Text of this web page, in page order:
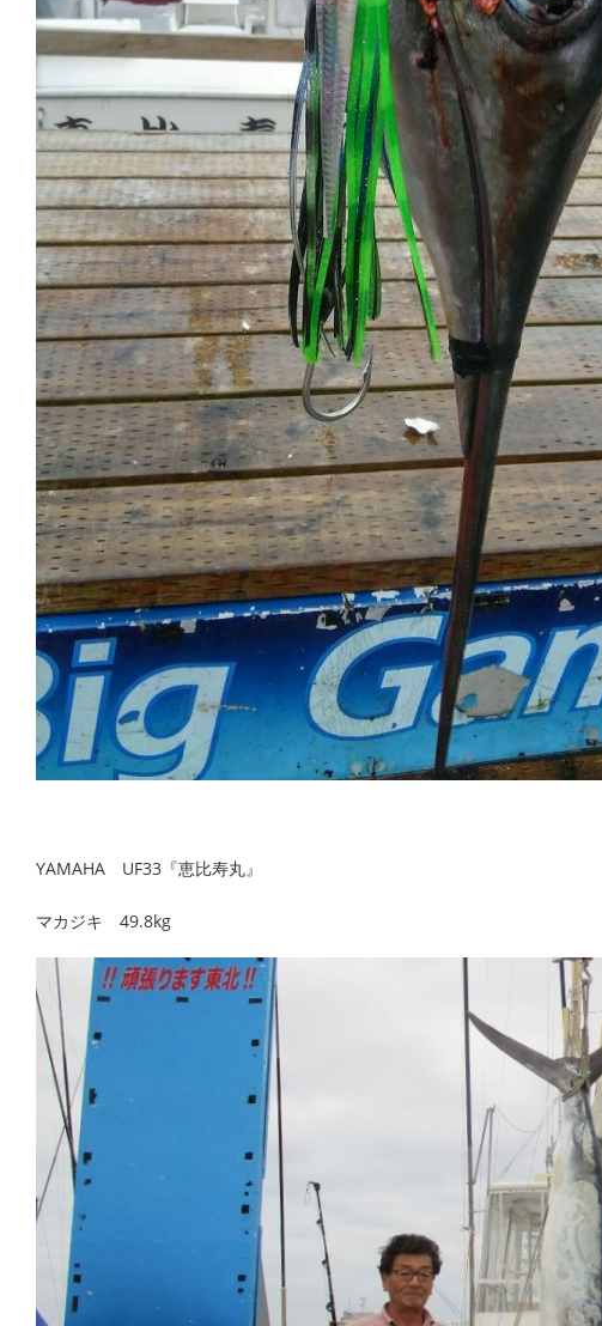
YAMAHA UF33『恵比寿丸』
マカジキ 49.8kg